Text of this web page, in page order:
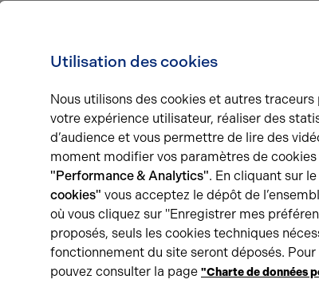
Utilisation des cookies
Nous utilisons des cookies et autres
votre expérience utilisateur, réaliser des
d’audience et vous permettre de lire des
moment modifier vos paramètres de
"Performance & Analytics". En cliquant sur
cookies" vous acceptez le dépôt de
où vous cliquez sur "Enregistrer mes
proposés, seuls les cookies techniques
fonctionnement du site seront déposés. Pour
pouvez consulter la page "Charte de données